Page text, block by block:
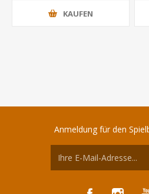
KAUFEN
Anmeldung für den